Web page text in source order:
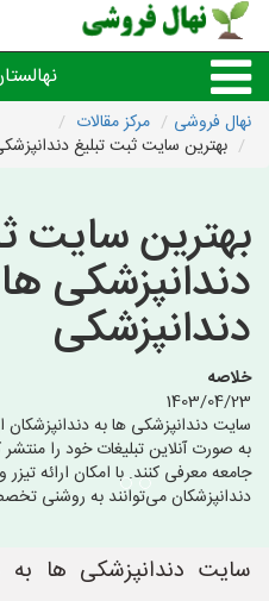
نهال های
نهال های
نهال های
نهال فروشی
مرکز مقالات
بهترین سایت ثبت تبلیغ
بهترین سایت
دندانپزشکی
دندانپزشکی
خلاصه
1403/04/23
سایت دندانپزشکی ها به
به صورت آنلاین تبلیغات خود را
جامعه معرفی کنند. با امکان ارائه
دندانپزشکان می‌توانند به روشنی
سایت دندانپزشکی ها به